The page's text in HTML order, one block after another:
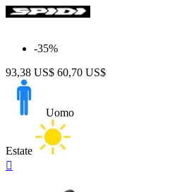
-35%
93,38 US$ 60,70 US$
Uomo
Estate
